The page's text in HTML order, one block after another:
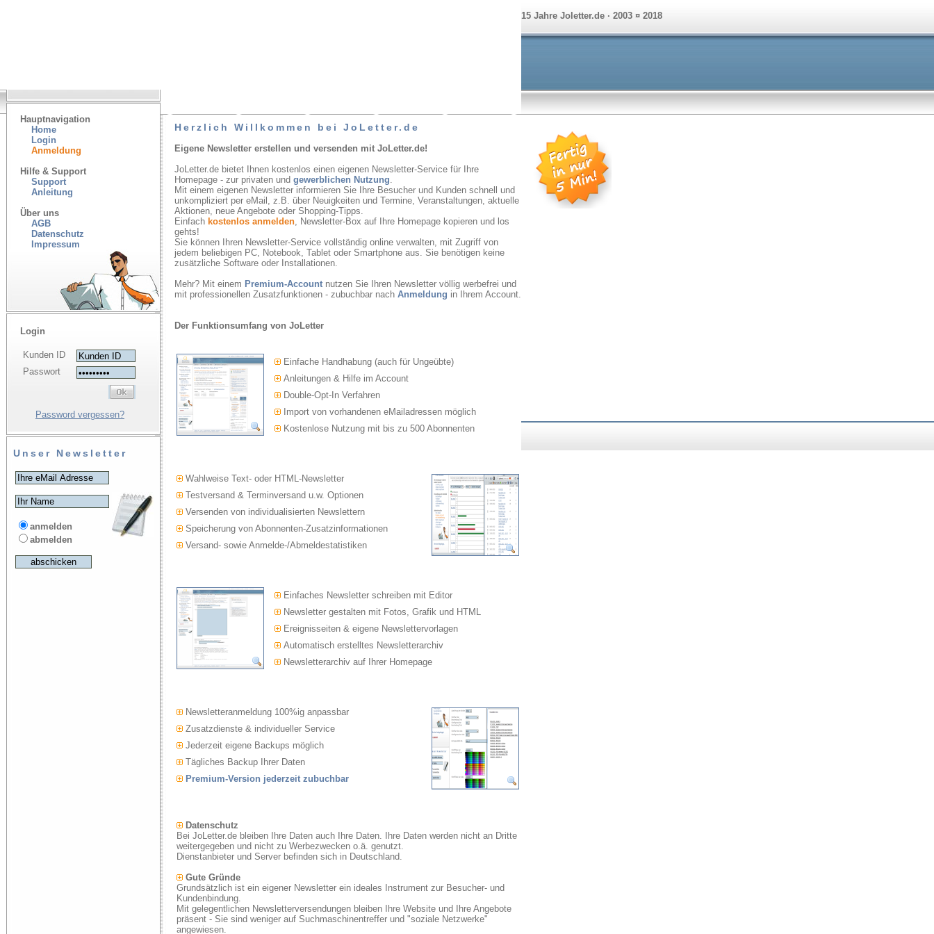
15 Jahre Joletter.de · 2003 ¤ 2018
Hauptnavigation
Home
Login
Anmeldung
Hilfe & Support
Support
Anleitung
Über uns
AGB
Datenschutz
Impressum
Login
Kunden ID
Passwort
Password vergessen?
Unser Newsletter
anmelden
abmelden
Herzlich Willkommen bei JoLetter.de
Eigene Newsletter erstellen und versenden mit JoLetter.de!
JoLetter.de bietet Ihnen kostenlos einen eigenen Newsletter-Service für Ihre
Homepage - zur privaten und gewerblichen Nutzung.
Mit einem eigenen Newsletter informieren Sie Ihre Besucher und Kunden schnell und
unkompliziert per eMail, z.B. über Neuigkeiten und Termine, Veranstaltungen, aktuelle
Aktionen, neue Angebote oder Shopping-Tipps.
Einfach kostenlos anmelden, Newsletter-Box auf Ihre Homepage kopieren und los
gehts!
Sie können Ihren Newsletter-Service vollständig online verwalten, mit Zugriff von
jedem beliebigen PC, Notebook, Tablet oder Smartphone aus. Sie benötigen keine
zusätzliche Software oder Installationen.
Mehr? Mit einem Premium-Account nutzen Sie Ihren Newsletter völlig werbefrei und
mit professionellen Zusatzfunktionen - zubuchbar nach Anmeldung in Ihrem Account.
Der Funktionsumfang von JoLetter
Einfache Handhabung (auch für Ungeübte)
Anleitungen & Hilfe im Account
Double-Opt-In Verfahren
Import von vorhandenen eMailadressen möglich
Kostenlose Nutzung mit bis zu 500 Abonnenten
Wahlweise Text- oder HTML-Newsletter
Testversand & Terminversand u.w. Optionen
Versenden von individualisierten Newslettern
Speicherung von Abonnenten-Zusatzinformationen
Versand- sowie Anmelde-/Abmeldestatistiken
Einfaches Newsletter schreiben mit Editor
Newsletter gestalten mit Fotos, Grafik und HTML
Ereignisseiten & eigene Newslettervorlagen
Automatisch erstelltes Newsletterarchiv
Newsletterarchiv auf Ihrer Homepage
Newsletteranmeldung 100%ig anpassbar
Zusatzdienste & individueller Service
Jederzeit eigene Backups möglich
Tägliches Backup Ihrer Daten
Premium-Version jederzeit zubuchbar
Datenschutz
Bei JoLetter.de bleiben Ihre Daten auch Ihre Daten. Ihre Daten werden nicht an Dritte
weitergegeben und nicht zu Werbezwecken o.ä. genutzt.
Dienstanbieter und Server befinden sich in Deutschland.
Gute Gründe
Grundsätzlich ist ein eigener Newsletter ein ideales Instrument zur Besucher- und
Kundenbindung.
Mit gelegentlichen Newsletterversendungen bleiben Ihre Website und Ihre Angebote
präsent - Sie sind weniger auf Suchmaschinentreffer und "soziale Netzwerke"
angewiesen.